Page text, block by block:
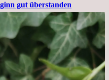
gut überstanden